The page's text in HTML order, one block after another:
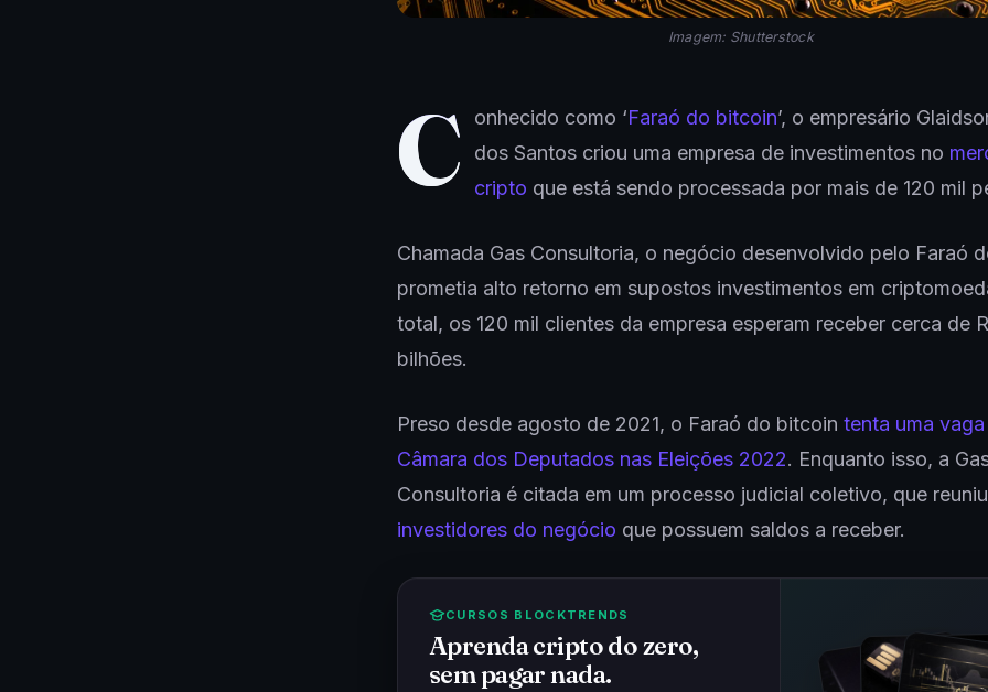
Imagem: Shutterstock
C onhecido como ‘Faraó do bitcoin’, o empresário
dos Santos criou uma empresa de investimentos no
cripto que está sendo processada por mais de 120 mil
Chamada Gas Consultoria, o negócio desenvolvido pelo Faraó
prometia alto retorno em supostos investimentos em
total, os 120 mil clientes da empresa esperam receber cerca de
bilhões.
Preso desde agosto de 2021, o Faraó do bitcoin tenta uma vaga
Câmara dos Deputados nas Eleições 2022. Enquanto isso, a
Consultoria é citada em um processo judicial coletivo, que reuniu
investidores do negócio que possuem saldos a receber.
CURSOS BLOCKTRENDS
Aprenda cripto do zero,
sem pagar nada.